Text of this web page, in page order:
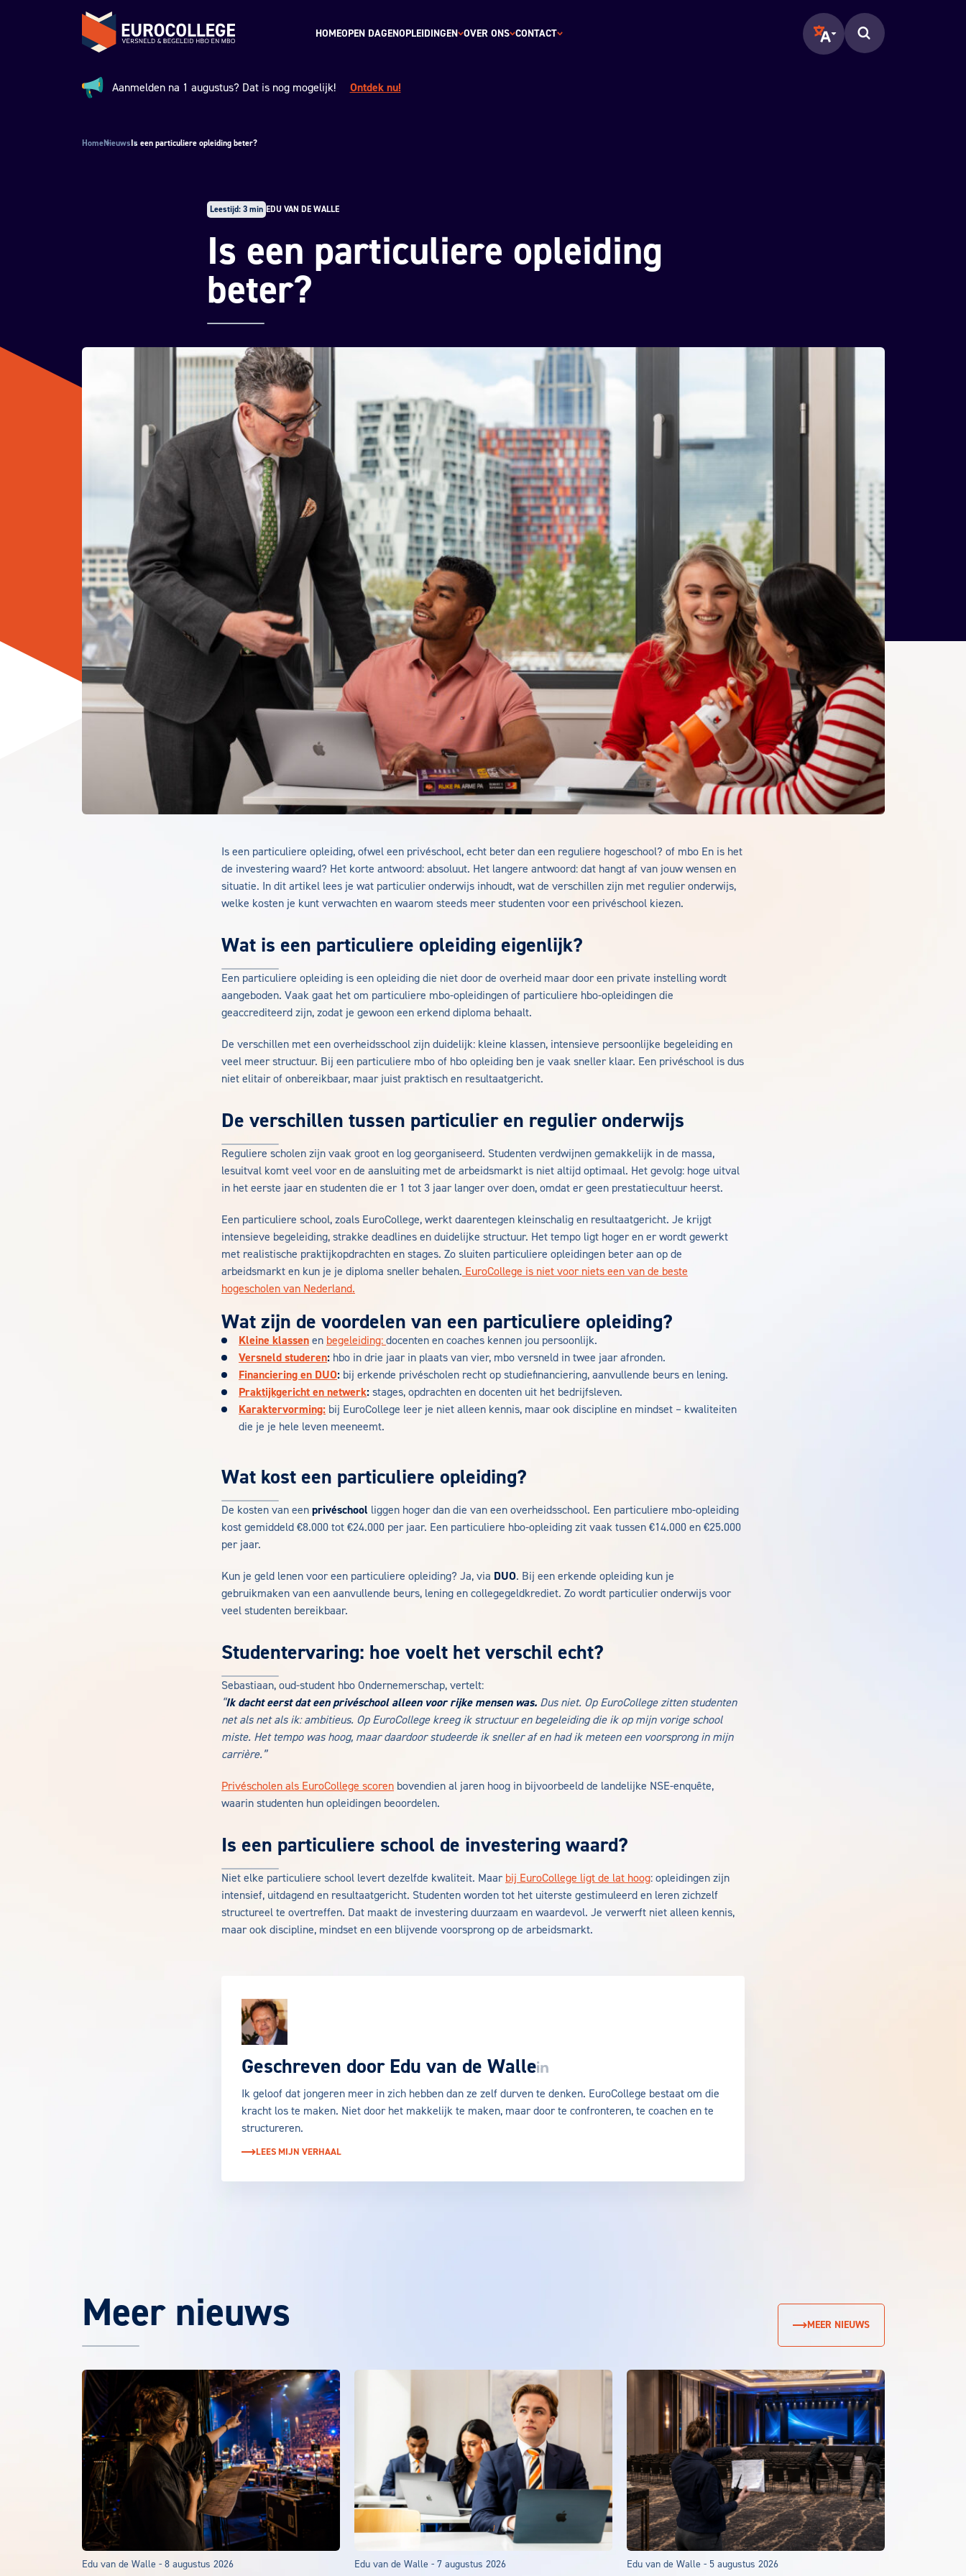
Spring naar hoofdinhoudTerug naar de homepage
HOMEOPEN DAGENOPLEIDINGEN OVER ONS CONTACT Translate page to another
Zoeken op de pagina.
Aankondiging:
Aanmelden na 1 augustus? Dat is nog mogelijk! Ontdek nu!
HomeNieuwsIs een particuliere opleiding beter?
Leestijd: 3 min EDU VAN DE WALLE
Is een particuliere opleiding
beter?
Is een particuliere opleiding, ofwel een privéschool, echt beter dan een reguliere hogeschool? of mbo En is het
de investering waard? Het korte antwoord: absoluut. Het langere antwoord: dat hangt af van jouw wensen en
situatie. In dit artikel lees je wat particulier onderwijs inhoudt, wat de verschillen zijn met regulier onderwijs,
welke kosten je kunt verwachten en waarom steeds meer studenten voor een privéschool kiezen.
Wat is een particuliere opleiding eigenlijk?
Een particuliere opleiding is een opleiding die niet door de overheid maar door een private instelling wordt
aangeboden. Vaak gaat het om particuliere mbo-opleidingen of particuliere hbo-opleidingen die
geaccrediteerd zijn, zodat je gewoon een erkend diploma behaalt.
De verschillen met een overheidsschool zijn duidelijk: kleine klassen, intensieve persoonlijke begeleiding en
veel meer structuur. Bij een particuliere mbo of hbo opleiding ben je vaak sneller klaar. Een privéschool is dus
niet elitair of onbereikbaar, maar juist praktisch en resultaatgericht.
De verschillen tussen particulier en regulier onderwijs
Reguliere scholen zijn vaak groot en log georganiseerd. Studenten verdwijnen gemakkelijk in de massa,
lesuitval komt veel voor en de aansluiting met de arbeidsmarkt is niet altijd optimaal. Het gevolg: hoge uitval
in het eerste jaar en studenten die er 1 tot 3 jaar langer over doen, omdat er geen prestatiecultuur heerst.
Een particuliere school, zoals EuroCollege, werkt daarentegen kleinschalig en resultaatgericht. Je krijgt
intensieve begeleiding, strakke deadlines en duidelijke structuur. Het tempo ligt hoger en er wordt gewerkt
met realistische praktijkopdrachten en stages. Zo sluiten particuliere opleidingen beter aan op de
arbeidsmarkt en kun je je diploma sneller behalen. EuroCollege is niet voor niets een van de beste
hogescholen van Nederland.
Wat zijn de voordelen van een particuliere opleiding?
Kleine klassen en begeleiding: docenten en coaches kennen jou persoonlijk.
Versneld studeren: hbo in drie jaar in plaats van vier, mbo versneld in twee jaar afronden.
Financiering en DUO: bij erkende privéscholen recht op studiefinanciering, aanvullende beurs en lening.
Praktijkgericht en netwerk: stages, opdrachten en docenten uit het bedrijfsleven.
Karaktervorming: bij EuroCollege leer je niet alleen kennis, maar ook discipline en mindset – kwaliteiten
die je je hele leven meeneemt.
Wat kost een particuliere opleiding?
De kosten van een privéschool liggen hoger dan die van een overheidsschool. Een particuliere mbo-opleiding
kost gemiddeld €8.000 tot €24.000 per jaar. Een particuliere hbo-opleiding zit vaak tussen €14.000 en €25.000
per jaar.
Kun je geld lenen voor een particuliere opleiding? Ja, via DUO. Bij een erkende opleiding kun je
gebruikmaken van een aanvullende beurs, lening en collegegeldkrediet. Zo wordt particulier onderwijs voor
veel studenten bereikbaar.
Studentervaring: hoe voelt het verschil echt?
Sebastiaan, oud-student hbo Ondernemerschap, vertelt:
“Ik dacht eerst dat een privéschool alleen voor rijke mensen was. Dus niet. Op EuroCollege zitten studenten
net als net als ik: ambitieus. Op EuroCollege kreeg ik structuur en begeleiding die ik op mijn vorige school
miste. Het tempo was hoog, maar daardoor studeerde ik sneller af en had ik meteen een voorsprong in mijn
carrière.”
Privéscholen als EuroCollege scoren bovendien al jaren hoog in bijvoorbeeld de landelijke NSE-enquête,
waarin studenten hun opleidingen beoordelen.
Is een particuliere school de investering waard?
Niet elke particuliere school levert dezelfde kwaliteit. Maar bij EuroCollege ligt de lat hoog: opleidingen zijn
intensief, uitdagend en resultaatgericht. Studenten worden tot het uiterste gestimuleerd en leren zichzelf
structureel te overtreffen. Dat maakt de investering duurzaam en waardevol. Je verwerft niet alleen kennis,
maar ook discipline, mindset en een blijvende voorsprong op de arbeidsmarkt.
Geschreven doorEdu van de WalleLinkedIn van Edu van de Walle
Ik geloof dat jongeren meer in zich hebben dan ze zelf durven te denken. EuroCollege bestaat om die
kracht los te maken. Niet door het makkelijk te maken, maar door te confronteren, te coachen en te
structureren.
LEES MIJN VERHAAL
Meer nieuws MEER NIEUWS
Edu van de Walle - 8 augustus 2026 Edu van de Walle - 7 augustus 2026 Edu van de Walle - 5 augustus 2026